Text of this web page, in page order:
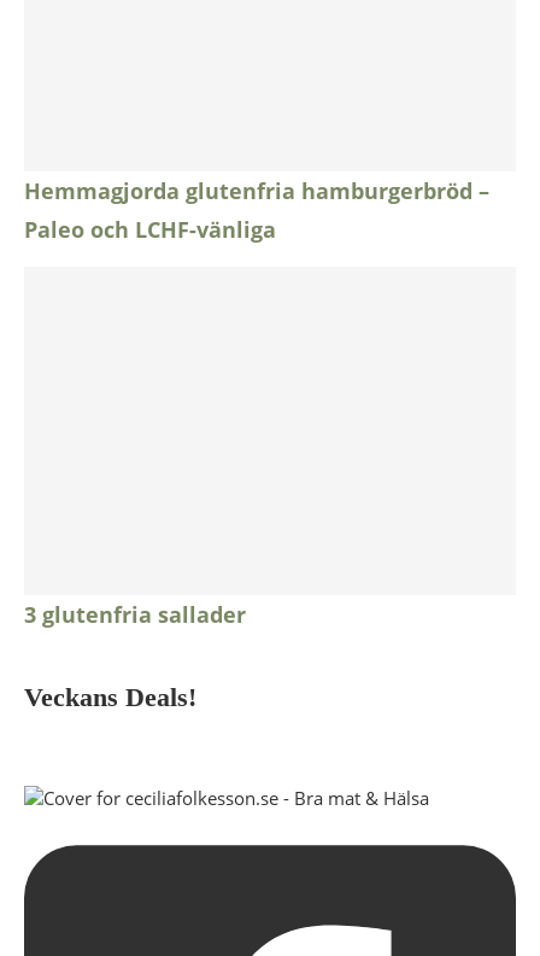
Hemmagjorda glutenfria hamburgerbröd –
Paleo och LCHF-vänliga
3 glutenfria sallader
Veckans Deals!